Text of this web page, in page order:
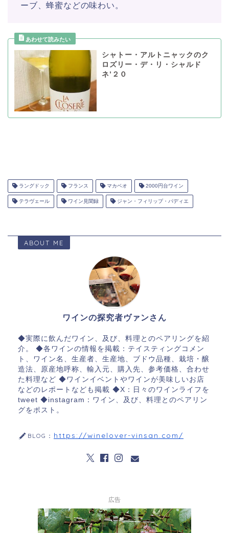
ーブ、蜂蜜などの味わい。
シャトー・アルトニャックのク
ロズリー・デ・リ・シャルド
ネ’２０
ラングドック フランス マカベオ 2000円台ワイン
テラヴェール ワイン見聞録 ジャン・フィリップ・パディエ
ABOUT ME
ワインの探究者ヴァンさん
◆実際に飲んだワイン、及び、料理とのペアリングを紹
介。 ◆各ワインの情報を掲載：テイスティングコメン
ト、ワイン名、生産者、生産地、ブドウ品種、栽培・醸
造法、原産地呼称、輸入元、購入先、参考価格、合わせ
た料理など ◆ワインイベントやワインが美味しいお店
などのレポートなども掲載 ◆X：日々のワインライフを
tweet ◆instagram：ワイン、及び、料理とのペアリン
グをポスト。
BLOG： https://winelover-vinsan.com/
広告